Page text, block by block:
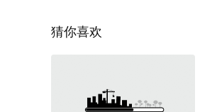
猜你喜欢